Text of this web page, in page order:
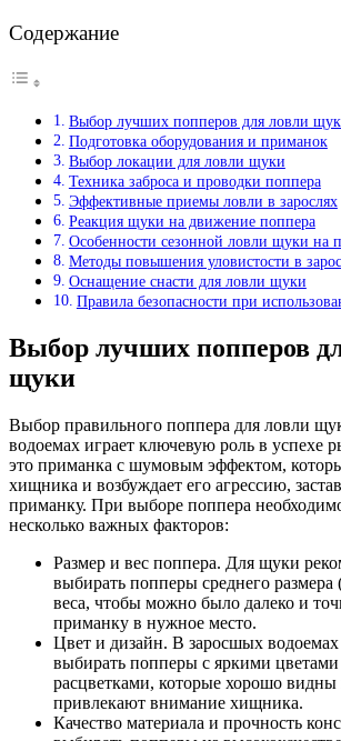
Содержание
Выбор лучших попперов для ловли
Подготовка оборудования и приманок
Выбор локации для ловли щуки
Техника заброса и проводки поппера
Эффективные приемы ловли в зарослях
Реакция щуки на движение поппера
Особенности сезонной ловли щуки на
Методы повышения уловистости в
Оснащение снасти для ловли щуки
Правила безопасности при
Выбор лучших попперов
щуки
Выбор правильного поппера для ловли
водоемах играет ключевую роль в успехе
это приманка с шумовым эффектом,
хищника и возбуждает его агрессию,
приманку. При выборе поппера
несколько важных факторов:
Размер и вес поппера. Для щуки
выбирать попперы среднего размера
веса, чтобы можно было далеко и
приманку в нужное место.
Цвет и дизайн. В заросшых водоемах
выбирать попперы с яркими
расцветками, которые хорошо видны
привлекают внимание хищника.
Качество материала и прочность